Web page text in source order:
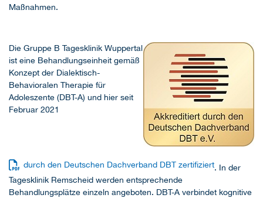
Maßnahmen.
Die Gruppe B Tagesklinik Wuppertal
ist eine Behandlungseinheit gemäß
Konzept der Dialektisch-
Behavioralen Therapie für
Adoleszente (DBT-A) und hier seit
Februar 2021
durch den Deutschen Dachverband DBT zertifiziert. In der
Tagesklinik Remscheid werden entsprechende
Behandlungsplätze einzeln angeboten. DBT-A verbindet kognitive